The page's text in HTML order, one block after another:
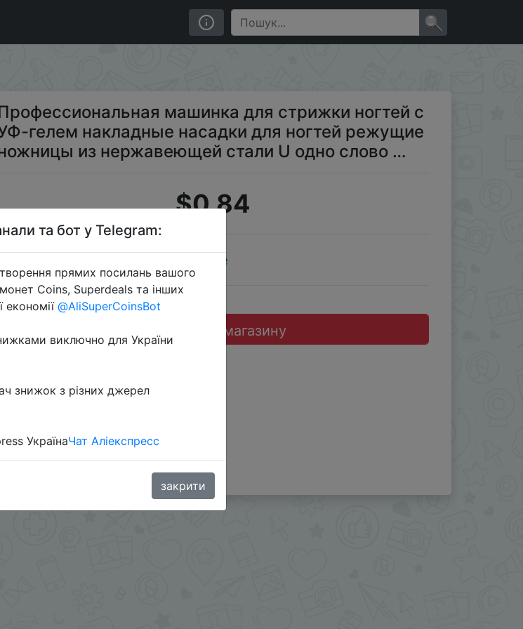
гелем накладные насадки для ногтей режущие ножницы из нержавеющей стали U одно
машинка для стрижки ногтей с
гелем накладные насадки для ногтей режущие
из нержавеющей стали U одно слово …
$0.84
Sale
Перейти до магазину
та бот у Telegram:
прямих посилань вашого
Coins, Superdeals та інших
економії @AliSuperCoinsBot
виключно для України
знижок з різних джерел
УкраїнаЧат Аліекспресс
закрити